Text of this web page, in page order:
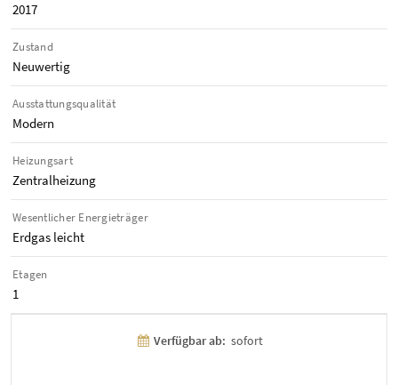
2017
Zustand
Neuwertig
Ausstattungsqualität
Modern
Heizungsart
Zentralheizung
Wesentlicher Energieträger
Erdgas leicht
Etagen
1
Verfügbar ab: sofort